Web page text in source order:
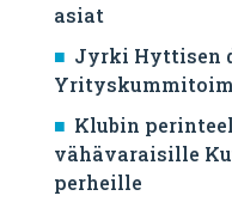
asiat
Jyrki Hyttisen
Klubin
vähävaraisille
perheille